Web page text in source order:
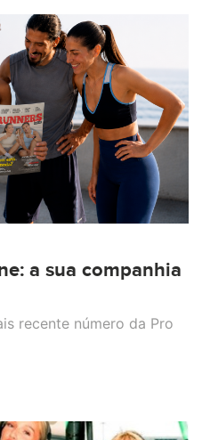
a sua companhia
recente número da Pro